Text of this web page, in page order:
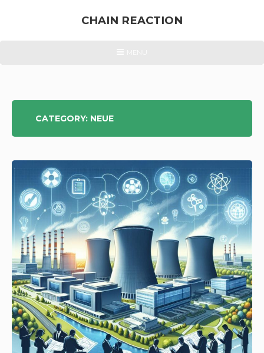
CHAIN REACTION
CATEGORY: NEUE